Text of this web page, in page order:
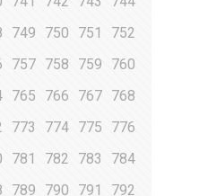
749 750 751
752
757 758 759
760
765 766 767 768
773 774 775
776
781 782 783
784
789 790 791
792